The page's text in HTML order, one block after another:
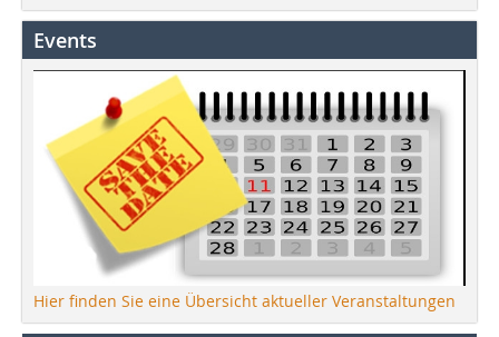
Events
Hier finden Sie eine Übersicht aktueller Veranstaltungen